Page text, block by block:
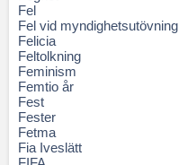
Fel
Fel vid myndighetsutövning
Felicia
Feltolkning
Feminism
Femtio år
Fest
Fester
Fetma
Fia Iveslätt